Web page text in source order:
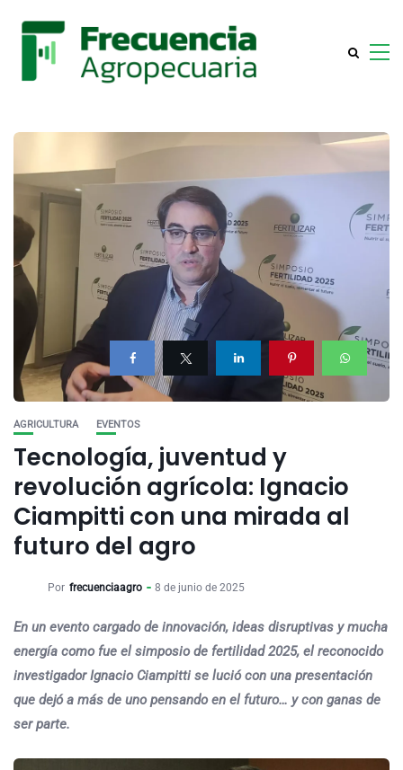
AGRICULTURA EVENTOS
Tecnología, juventud y
revolución agrícola: Ignacio
Ciampitti con una mirada al
futuro del agro
Por frecuenciaagro 8 de junio de 2025
En un evento cargado de innovación, ideas disruptivas y mucha
energía como fue el simposio de fertilidad 2025, el reconocido
investigador Ignacio Ciampitti se lució con una presentación
que dejó a más de uno pensando en el futuro… y con ganas de
ser parte.